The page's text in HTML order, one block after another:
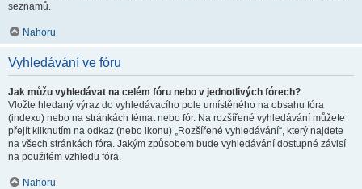
seznamů.
Nahoru
Vyhledávání ve fóru
Jak můžu vyhledávat na celém fóru nebo v jednotlivých fórech?
Vložte hledaný výraz do vyhledávacího pole umístěného na obsahu fóra
(indexu) nebo na stránkách témat nebo fór. Na rozšířené vyhledávání můžete
přejít kliknutím na odkaz (nebo ikonu) „Rozšířené vyhledávání“, který najdete
na všech stránkách fóra. Jakým způsobem bude vyhledávání dostupné závisí
na použitém vzhledu fóra.
Nahoru